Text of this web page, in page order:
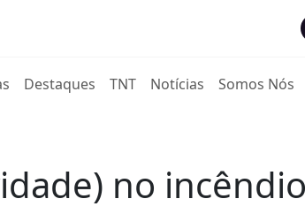
Destaques TNT Notícias Somos Nós
no